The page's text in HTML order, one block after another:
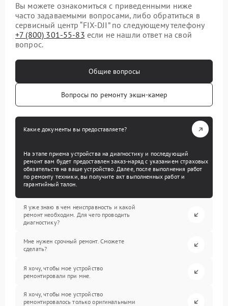
Вы можете ознакомиться с приведенными ниже
часто задаваемыми вопросами, либо обратиться в
сервисный центр “FIX-DJI” по следующему телефону
+7 (800) 301-55-83 если не нашли ответ на свой
вопрос.
Общие вопросы
Вопросы по ремонту экшн-камер
Какие документы вы предоставляете?
На этапе приема устройства на диагностику и последующий
ремонт вам будет предоставлен заказ-наряд с указанием страховых
обязательств на ваше устройство. Далее, после выполнения работ
по ремонту техники, вы получите акт выполненных работ и
гарантийный талон.
Я уже знаю в чем неисправность и какой
ремонт необходим. Для чего проводить
диагностику?
Мне нужен срочный ремонт. Сможете
сделать?
Я хочу, чтобы мое устройство
ремонтировали при мне.
Я хочу, чтобы мое устройство
ремонтировалось только оригинальными